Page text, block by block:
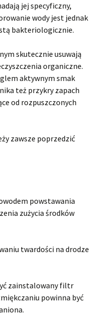
jej specyficzny,
wody jest jednak
bakteriologicznie.
skutecznie usuwają
organiczne.
aktywnym smak
też przykry zapach
od rozpuszczonych
zawsze poprzedzić
powstawania
zużycia środków
twardości na drodze
zainstalowany filtr
powinna być